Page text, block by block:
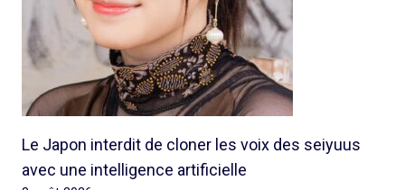
Le Japon interdit de cloner les voix des seiyuus
avec une intelligence artificielle